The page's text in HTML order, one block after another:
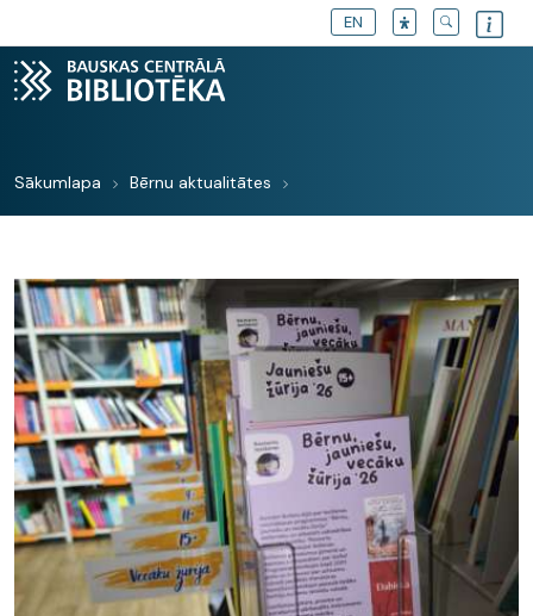
EN
Sākumlapa Bērnu aktualitātes